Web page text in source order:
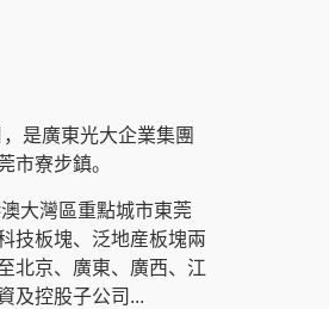
是廣東光大企業集團
市寮步鎮。
大灣區重點城市東莞
技板塊、泛地産板塊兩
北京、廣東、廣西、江
及控股子公司...